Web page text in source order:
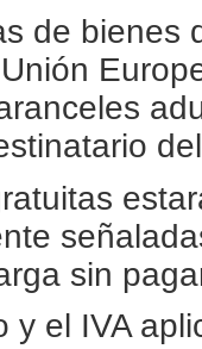
de bienes
sin
y el IVA